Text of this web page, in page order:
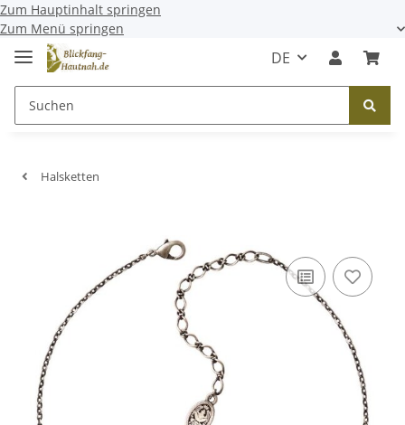
Zum Hauptinhalt springen
Zum Menü springen
DE
Halsketten